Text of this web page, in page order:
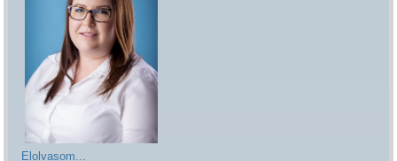
Elolvasom...